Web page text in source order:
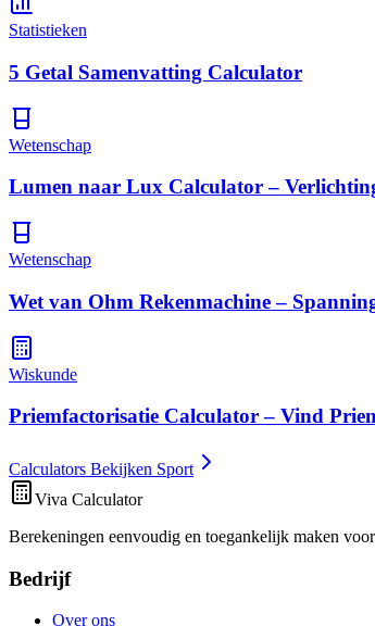
Statistieken
5 Getal Samenvatting Calculator
Wetenschap
Lumen naar Lux Calculator –
Wetenschap
Wet van Ohm Rekenmachine –
Wiskunde
Priemfactorisatie Calculator – Vind
Calculators Bekijken Sport
Viva Calculator
Berekeningen eenvoudig en toegankelijk maken
Bedrijf
Over ons